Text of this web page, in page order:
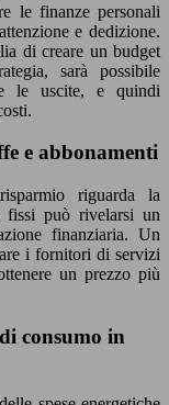
le finanze personali
e dedizione.
di creare un budget
sarà possibile
le uscite, e quindi
e abbonamenti
riguarda la
fissi può rivelarsi un
finanziaria. Un
i fornitori di servizi
un prezzo più
consumo in